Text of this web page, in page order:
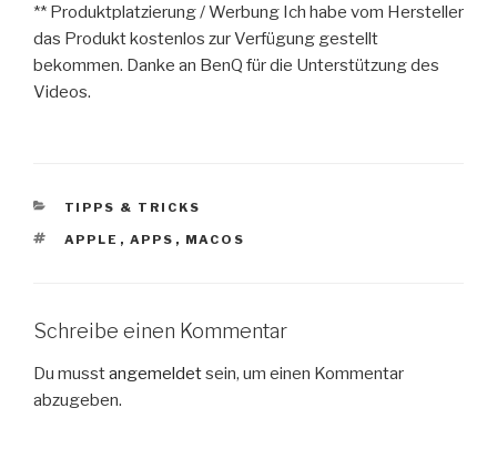
** Produktplatzierung / Werbung Ich habe vom Hersteller
das Produkt kostenlos zur Verfügung gestellt
bekommen. Danke an BenQ für die Unterstützung des
Videos.
KATEGORIEN
TIPPS & TRICKS
SCHLAGWÖRTER
APPLE , APPS , MACOS
Schreibe einen Kommentar
Du musstangemeldetsein, um einen Kommentar
abzugeben.